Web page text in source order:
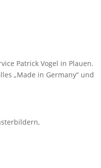
Patrick Vogel in Plauen.
„Made in Germany“ und